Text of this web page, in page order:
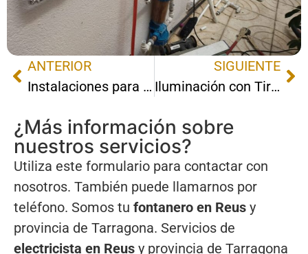
ANTERIOR
Instalaciones para una tienda de electrodomésticos
SIGUIENTE
Iluminación con Tiras Led
¿Más información sobre
nuestros servicios?
Utiliza este formulario para contactar con
nosotros. También puede llamarnos por
teléfono. Somos tu fontanero en Reus y
provincia de Tarragona. Servicios de
electricista en Reus y provincia de Tarragona